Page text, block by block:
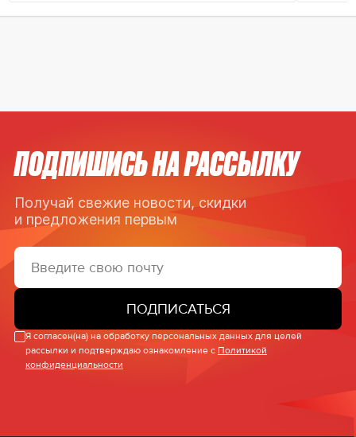
ПОДПИШИСЬ НА РАССЫЛКУ
Получай свежие новости, скидки
и предложения первым
ПОДПИСАТЬСЯ
Я согласен(на) на обработку персональных данных для целей
рассылки и подтверждаю ознакомление с Политикой
конфиденциальности